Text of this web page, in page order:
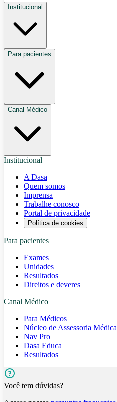
Institucional
Para pacientes
Canal Médico
Institucional
A Dasa
Quem somos
Imprensa
Trabalhe conosco
Portal de privacidade
Política de cookies
Para pacientes
Exames
Unidades
Resultados
Direitos e deveres
Canal Médico
Para Médicos
Núcleo de Assessoria Médica
Nav Pro
Dasa Educa
Resultados
Você tem dúvidas?